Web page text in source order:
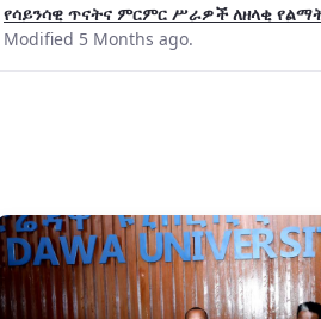
የሳይንሳዊ ጥናትና ምርምር ሥራዎች ለዘላቂ
Modified 5 Months ago.